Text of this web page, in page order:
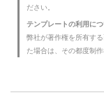
ださい。
テンプレートの利用につ
弊社が著作権を所有す
た場合は、その都度制